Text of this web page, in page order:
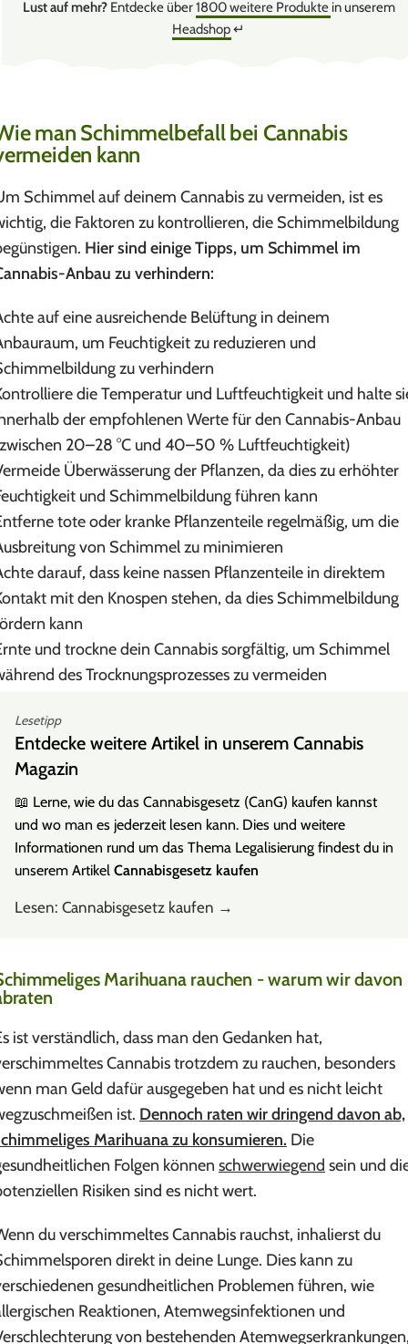
Lust auf mehr?Entdecke über1800 weitere Produktein unserem
Headshop↵
man Schimmelbefall bei Cannabis
kann
Schimmel auf deinem Cannabis zu vermeiden, ist es
die Faktoren zu kontrollieren, die Schimmelbildung
Hier sind einige Tipps, um Schimmel im
Anbau zu verhindern:
auf eine ausreichende Belüftung in deinem
um Feuchtigkeit zu reduzieren und
zu verhindern
die Temperatur und Luftfeuchtigkeit und halte
der empfohlenen Werte für den Cannabis-Anbau
20–28 °C und 40–50 % Luftfeuchtigkeit)
Überwässerung der Pflanzen, da dies zu erhöhter
und Schimmelbildung führen kann
tote oder kranke Pflanzenteile regelmäßig, um die
von Schimmel zu minimieren
darauf, dass keine nassen Pflanzenteile in direktem
mit den Knospen stehen, da dies Schimmelbildung
kann
und trockne dein Cannabis sorgfältig, um Schimmel
des Trocknungsprozesses zu vermeiden
Lesetipp
Entdecke weitere Artikel in unserem Cannabis
Magazin
📖 Lerne, wie du das Cannabisgesetz (CanG) kaufen kannst
und wo man es jederzeit lesen kann. Dies und weitere
Informationen rund um das Thema Legalisierung findest du in
unserem Artikel Cannabisgesetz kaufen
Lesen: Cannabisgesetz kaufen →
Marihuana rauchen - warum wir davon
ist verständlich, dass man den Gedanken hat,
Cannabis trotzdem zu rauchen, besonders
man Geld dafür ausgegeben hat und es nicht leicht
ist. Dennoch raten wir dringend davon ab,
Marihuana zu konsumieren. Die
Folgen können schwerwiegend sein und
Risiken sind es nicht wert.
du verschimmeltes Cannabis rauchst, inhalierst du
direkt in deine Lunge. Dies kann zu
gesundheitlichen Problemen führen, wie
Reaktionen, Atemwegsinfektionen und
von bestehenden